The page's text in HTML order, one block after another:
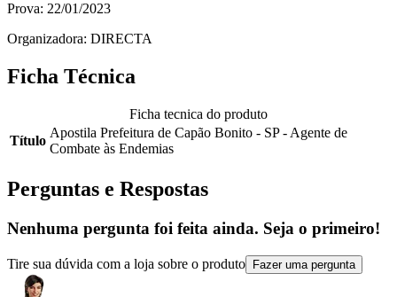
Prova: 22/01/2023
Organizadora: DIRECTA
Ficha Técnica
Ficha tecnica do produto
Título
Apostila Prefeitura de Capão Bonito - SP - Agente de
Combate às Endemias
Perguntas e Respostas
Nenhuma pergunta foi feita ainda. Seja o primeiro!
Tire sua dúvida com a loja sobre o produto Fazer uma pergunta